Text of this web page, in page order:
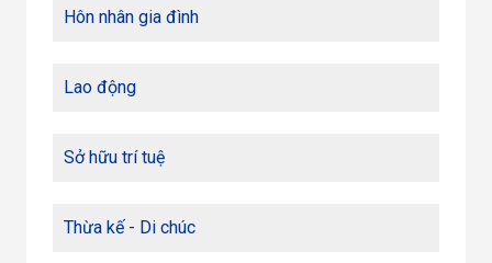
Hôn nhân gia đình
Lao động
Sở hữu trí tuệ
Thừa kế - Di chúc